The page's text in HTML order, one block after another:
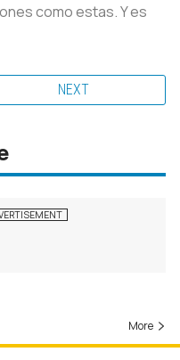
como estas. Y es
NEXT
More